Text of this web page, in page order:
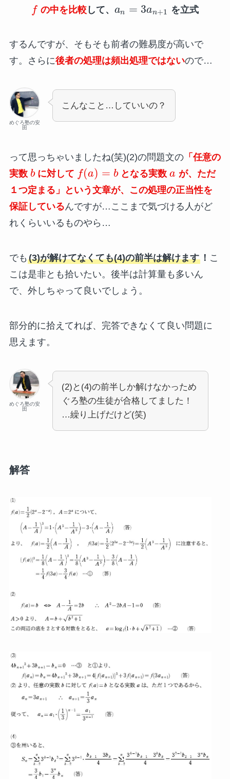
f の中を比較して、 an = 3an+1 を立式
するんですが、そもそも前者の難易度が高いで
す。さらに後者の処理は頻出処理ではないので…
めぐろ塾の安
田
こんなこと…していいの？
って思っちゃいましたね(笑)(2)の問題文の「任意の
実数 bに対して f(a) = bとなる実数a が、ただ
１つ定まる」という文章が、この処理の正当性を
保証しているんですが…ここまで気づける人がど
れくらいいるものやら…
でも (3)が解けてなくても(4)の前半は解けます！ こ
こは是非とも拾いたい。後半は計算量も多いん
で、外しちゃって良いでしょう。
部分的に拾えてれば、完答できなくて良い問題に
思えます。
めぐろ塾の安
田
(2)と(4)の前半しか解けなかっため
ぐろ塾の生徒が合格してました！
…繰り上げだけど(笑)
解答